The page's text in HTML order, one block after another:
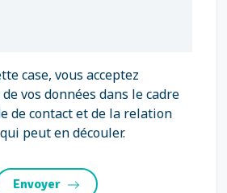
case, vous acceptez
vos données dans le cadre
de contact et de la relation
peut en découler.
Envoyer